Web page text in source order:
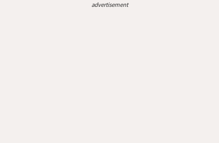
advertisement